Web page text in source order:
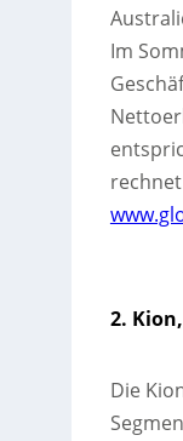
Im
2.
Die